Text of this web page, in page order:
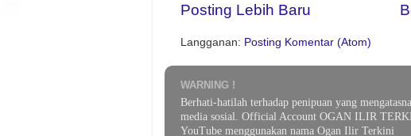
Posting Lebih Baru
Langganan: Posting Komentar (Atom)
WARNING !
Berhati-hatilah terhadap penipuan yang
media sosial. Official Account OGAN ILIR
YouTube menggunakan nama Ogan Ilir Terkini